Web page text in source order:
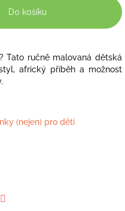
Do košíku
Tato ručně malovaná dětská
africký příběh a možnost
(nejen) pro děti